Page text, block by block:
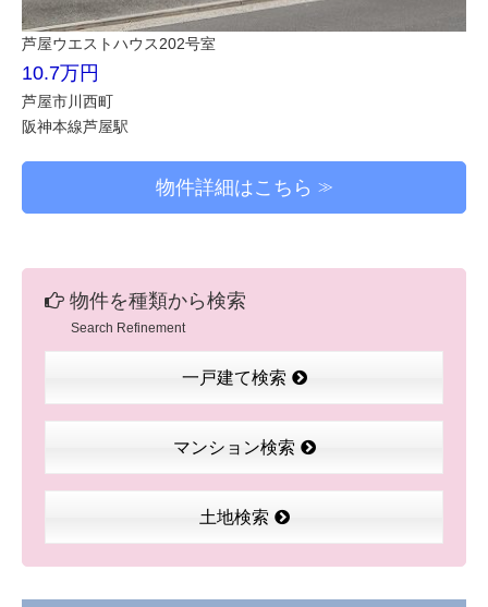
芦屋ウエストハウス202号室
10.7万円
芦屋市川西町
阪神本線芦屋駅
物件詳細はこちら
物件を種類から検索
Search Refinement
一戸建て検索
マンション検索
土地検索